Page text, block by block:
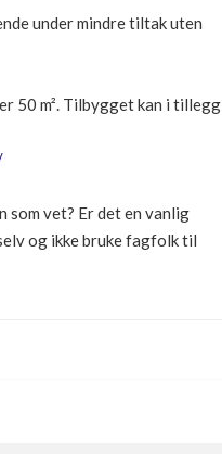
under mindre tiltak uten
50 m². Tilbygget kan i tillegg
vet? Er det en vanlig
og ikke bruke fagfolk til